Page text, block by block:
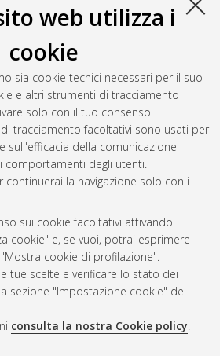
web utilizza i
cookie
sia cookie tecnici necessari per il suo
e altri strumenti di tracciamento
solo con il tuo consenso.
tracciamento facoltativi sono usati per
sull'efficacia della comunicazione
comportamenti degli utenti.
continuerai la navigazione solo con i
sui cookie facoltativi attivando
cookie" e, se vuoi, potrai esprimere
cookie di profilazione".
tue scelte e verificare lo stato dei
sezione "Impostazione cookie" del
consulta la nostra Cookie policy.
del documento: